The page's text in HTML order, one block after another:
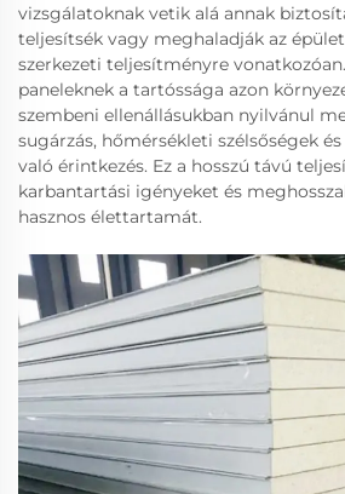
vizsgálatoknak vetik alá annak
teljesítsék vagy meghaladják az
szerkezeti teljesítményre
paneleknek a tartóssága azon
szembeni ellenállásukban nyilvánul
sugárzás, hőmérsékleti szélsőségek
való érintkezés. Ez a hosszú távú
karbantartási igényeket és
hasznos élettartamát.